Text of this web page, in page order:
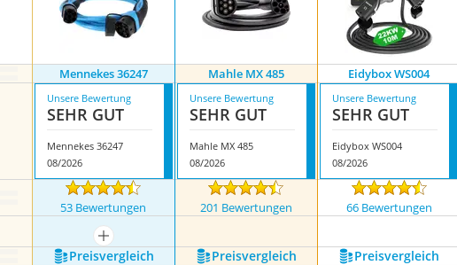
Mennekes 36247 Mahle MX 485 Eidybox WS004
Unsere Bewertung
SEHR GUT
Mennekes 36247
08/2026
Unsere Bewertung
SEHR GUT
Mahle MX 485
08/2026
Unsere Bewertung
SEHR GUT
Eidybox WS004
08/2026
53 Bewertungen 201 Bewertungen 66 Bewertungen
mehr anzeigen
Preis­vergleich Preis­vergleich Preis­vergleich